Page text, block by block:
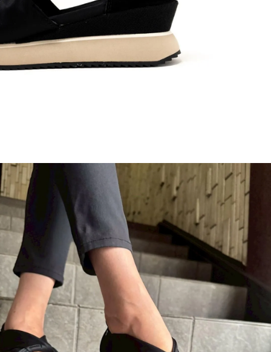
37,180円(税3,380円)
SOLD OUT
36.0
37,180円(税3,380円)
在庫：2